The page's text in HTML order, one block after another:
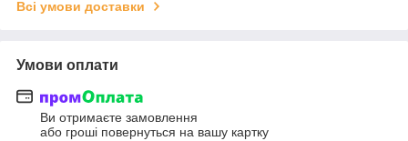
Всі умови доставки
Умови оплати
Ви отримаєте замовлення
або гроші повернуться на вашу картку